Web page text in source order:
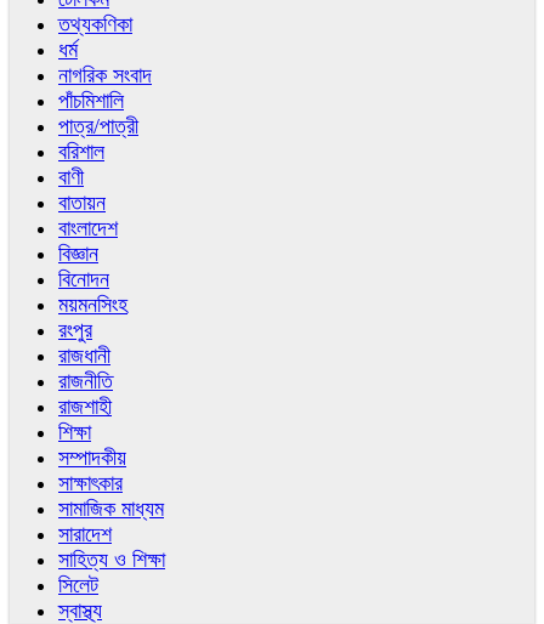
তথ্যকণিকা
ধর্ম
নাগরিক সংবাদ
পাঁচমিশালি
পাত্র/পাত্রী
বরিশাল
বাণী
বাতায়ন
বাংলাদেশ
বিজ্ঞান
বিনোদন
ময়মনসিংহ
রংপুর
রাজধানী
রাজনীতি
রাজশাহী
শিক্ষা
সম্পাদকীয়
সাক্ষাৎকার
সামাজিক মাধ্যম
সারাদেশ
সাহিত্য ও শিক্ষা
সিলেট
স্বাস্থ্য